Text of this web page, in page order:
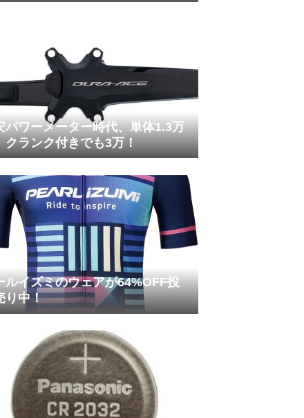
パワーメーター時代、単体1.3万
クランク付きでも3万！
ルイズミのウェアが64%OFF投
り中！